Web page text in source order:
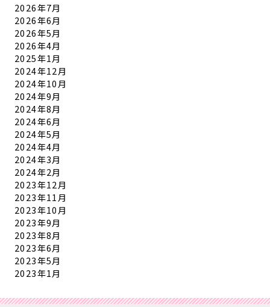
2026年7月
2026年6月
2026年5月
2026年4月
2025年1月
2024年12月
2024年10月
2024年9月
2024年8月
2024年6月
2024年5月
2024年4月
2024年3月
2024年2月
2023年12月
2023年11月
2023年10月
2023年9月
2023年8月
2023年6月
2023年5月
2023年1月